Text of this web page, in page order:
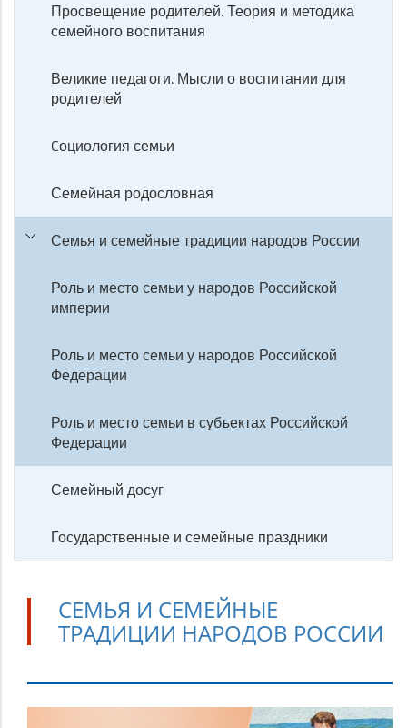
Просвещение родителей. Теория и методика
семейного воспитания
Великие педагоги. Мысли о воспитании для
родителей
Cоциология семьи
Семейная родословная
Семья и семейные традиции народов России
Роль и место семьи у народов Российской
империи
Роль и место семьи у народов Российской
Федерации
Роль и место семьи в субъектах Российской
Федерации
Семейный досуг
Государственные и семейные праздники
СЕМЬЯ И СЕМЕЙНЫЕ
ТРАДИЦИИ НАРОДОВ РОССИИ